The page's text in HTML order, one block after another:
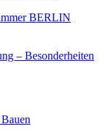
BERLIN
– Besonderheiten